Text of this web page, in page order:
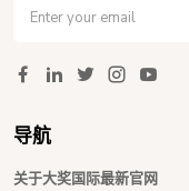
导航
关于大奖国际最新官网